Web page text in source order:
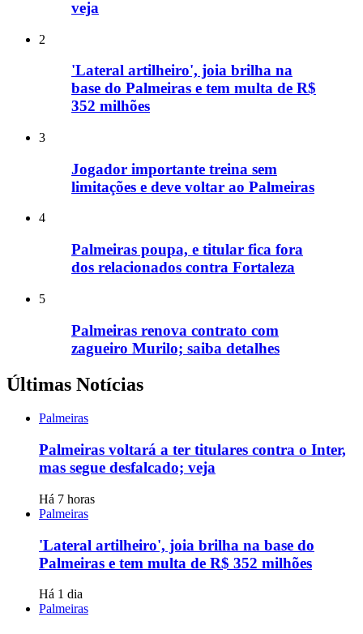
veja
2
'Lateral artilheiro', joia brilha na
base do Palmeiras e tem multa de R$
352 milhões
3
Jogador importante treina sem
limitações e deve voltar ao Palmeiras
4
Palmeiras poupa, e titular fica fora
dos relacionados contra Fortaleza
5
Palmeiras renova contrato com
zagueiro Murilo; saiba detalhes
Últimas Notícias
Palmeiras
Palmeiras voltará a ter titulares contra o Inter,
mas segue desfalcado; veja
Há 7 horas
Palmeiras
'Lateral artilheiro', joia brilha na base do
Palmeiras e tem multa de R$ 352 milhões
Há 1 dia
Palmeiras